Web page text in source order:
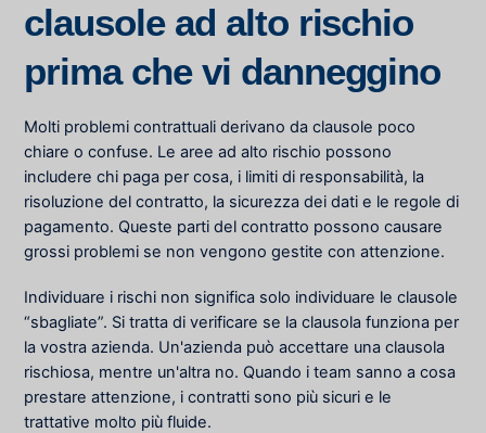
clausole ad alto rischio
prima che vi danneggino
Molti problemi contrattuali derivano da clausole poco
chiare o confuse. Le aree ad alto rischio possono
includere chi paga per cosa, i limiti di responsabilità, la
risoluzione del contratto, la sicurezza dei dati e le regole di
pagamento. Queste parti del contratto possono causare
grossi problemi se non vengono gestite con attenzione.
Individuare i rischi non significa solo individuare le clausole
“sbagliate”. Si tratta di verificare se la clausola funziona per
la vostra azienda. Un'azienda può accettare una clausola
rischiosa, mentre un'altra no. Quando i team sanno a cosa
prestare attenzione, i contratti sono più sicuri e le
trattative molto più fluide.